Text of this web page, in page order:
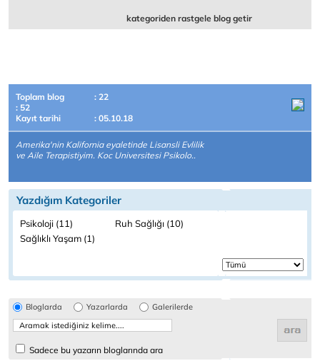
kategoriden rastgele blog getir
Toplam blog
: 22
: 52
Kayıt tarihi
: 05.10.18
Amerika'nin Kalifornia eyaletinde Lisansli Evlilik
ve Aile Terapistiyim. Koc Universitesi Psikolo..
Yazdığım Kategoriler
Psikoloji (11)
Ruh Sağlığı (10)
Sağlıklı Yaşam (1)
Bloglarda Yazarlarda Galerilerde
Sadece bu yazarın bloglarında ara